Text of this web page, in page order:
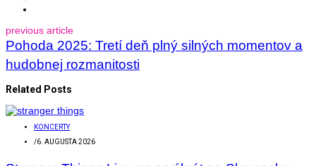
previous article
Pohoda 2025: Tretí deň plný silných momentov a
hudobnej rozmanitosti
Related Posts
KONCERTY
/6. AUGUSTA 2026